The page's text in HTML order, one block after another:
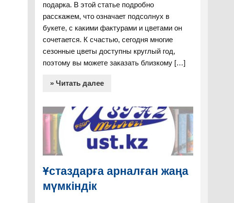
подарка. В этой статье подробно
расскажем, что означает подсолнух в
букете, с какими фактурами и цветами он
сочетается. К счастью, сегодня многие
сезонные цветы доступны круглый год,
поэтому вы можете заказать близкому […]
» Читать далее
Ұстаздарға арналған жаңа
мүмкіндік